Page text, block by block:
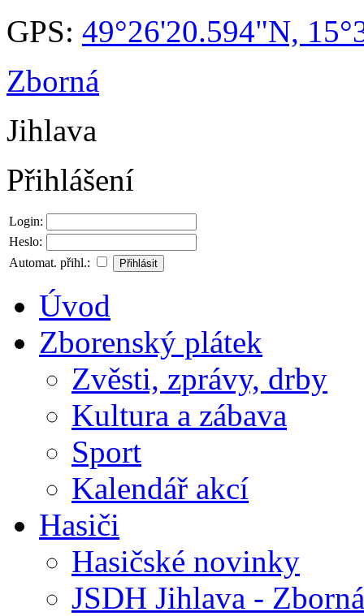
GPS: 49°26'20.594"N,
Zborná
Jihlava
Přihlášení
Login:
Heslo:
Automat. přihl.:
Úvod
Zborenský plátek
Zvěsti, zprávy, drby
Kultura a zábava
Sport
Kalendář akcí
Hasiči
Hasičské novinky
JSDH Jihlava - Zborná